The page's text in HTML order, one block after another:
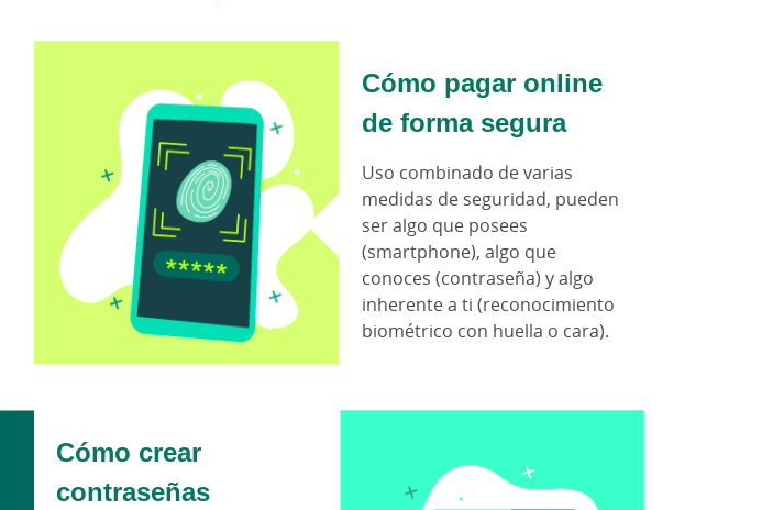
Cómo pagar online
de forma segura
Uso combinado de varias
medidas de seguridad, pueden
ser algo que posees
(smartphone), algo que
conoces (contraseña) y algo
inherente a ti (reconocimiento
biométrico con huella o cara).
Cómo crear
contraseñas